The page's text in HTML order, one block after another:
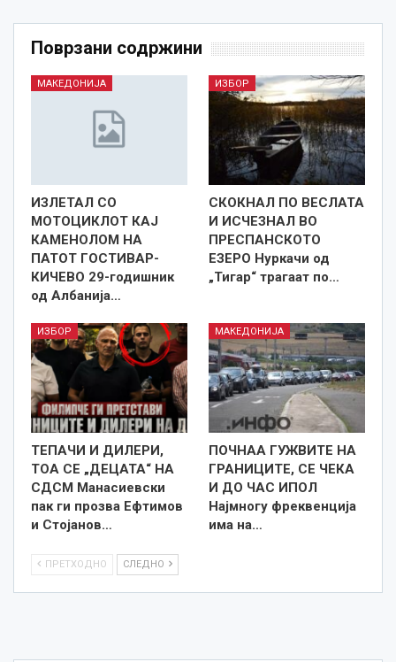
Поврзани содржини
МАКЕДОНИЈА
ИЗЛЕТАЛ СО
МОТОЦИКЛОТ КАЈ
КАМЕНОЛОМ НА
ПАТОТ ГОСТИВАР-
КИЧЕВО 29-годишник
од Албанија…
ИЗБОР
СКОКНАЛ ПО ВЕСЛАТА
И ИСЧЕЗНАЛ ВО
ПРЕСПАНСКОТО
ЕЗЕРО Нуркачи од
„Тигар“ трагаат по…
ИЗБОР
TEПАЧИ И ДИЛЕРИ,
ТОА СЕ „ДЕЦАТА“ НА
СДСМ Манасиевски
пак ги прозва Ефтимов
и Стојанов…
МАКЕДОНИЈА
ПОЧНАА ГУЖВИТЕ НА
ГРАНИЦИТЕ, СЕ ЧЕКА
И ДО ЧАС ИПОЛ
Најмногу фреквенција
има на…
ПРЕТХОДНО СЛЕДНО